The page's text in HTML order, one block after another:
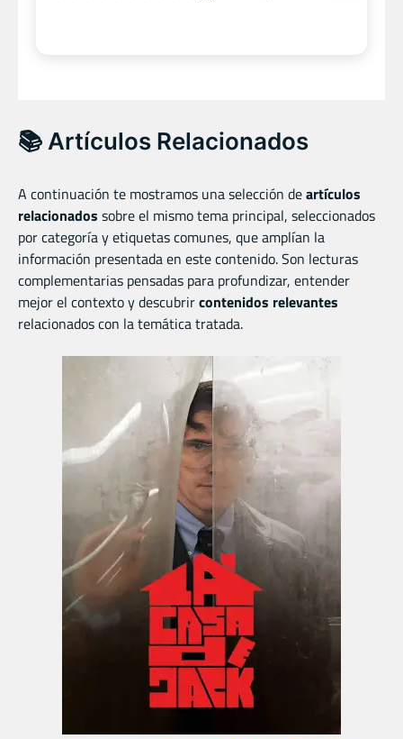
📚 Artículos Relacionados
A continuación te mostramos una selección deartículos
relacionados sobre el mismo tema principal, seleccionados
por categoría y etiquetas comunes, que amplían la
información presentada en este contenido. Son lecturas
complementarias pensadas para profundizar, entender
mejor el contexto y descubrircontenidos relevantes
relacionados con la temática tratada.